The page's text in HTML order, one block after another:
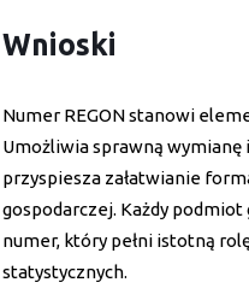
Wnioski
Numer REGON stanowi
Umożliwia sprawną
przyspiesza załatwianie
gospodarczej. Każdy
numer, który pełni istotną
statystycznych.